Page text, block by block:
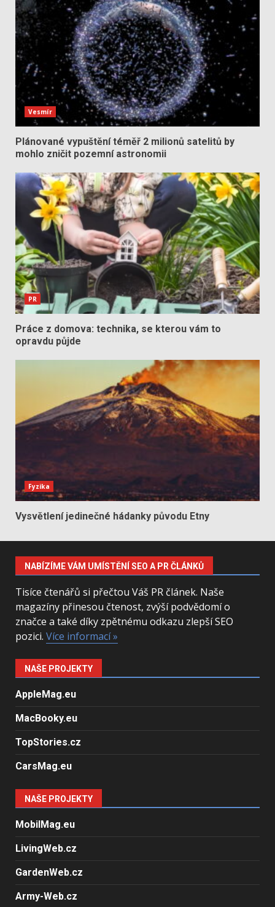
Vesmír
Plánované vypuštění téměř 2 milionů satelitů by
mohlo zničit pozemní astronomii
PR
Práce z domova: technika, se kterou vám to
opravdu půjde
Fyzika
Vysvětlení jedinečné hádanky původu Etny
NABÍZÍME VÁM UMÍSTĚNÍ SEO A PR ČLÁNKŮ
Tisíce čtenářů si přečtou Váš PR článek. Naše
magazíny přinesou čtenost, zvýší podvědomí o
značce a také díky zpětnému odkazu zlepší SEO
pozici. Více informací »
NAŠE PROJEKTY
AppleMag.eu
MacBooky.eu
TopStories.cz
CarsMag.eu
NAŠE PROJEKTY
MobilMag.eu
LivingWeb.cz
GardenWeb.cz
Army-Web.cz